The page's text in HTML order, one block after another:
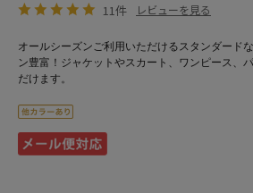
11件 レビューを見る
オールシーズンご利用いただけるスタンダード
ン豊富！ジャケットやスカート、ワンピース、
だけます。